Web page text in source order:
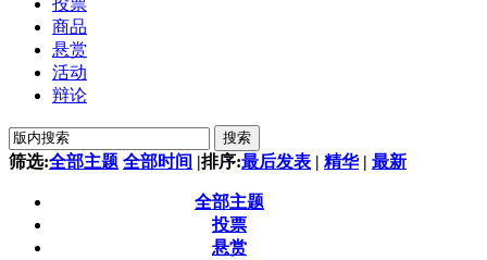
投票
商品
悬赏
活动
辩论
搜索
筛选:全部主题 全部时间 |排序:最后发表 | 精华 | 最新
全部主题
投票
悬赏